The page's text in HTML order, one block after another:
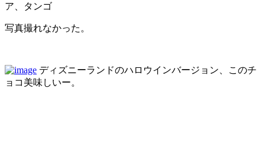
ア、タンゴ
写真撮れなかった。
ディズニーランドのハロウインバージョン、このチ
ョコ美味しいー。